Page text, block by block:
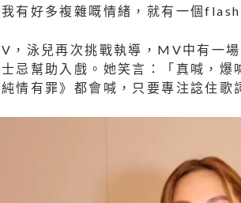
有好多複雜嘅情緒，就有一個
，泳兒再次挑戰執導，MV中有一
忌幫助入戲。她笑言：「真喊，
情有罪》都會喊，只要專注諗住歌